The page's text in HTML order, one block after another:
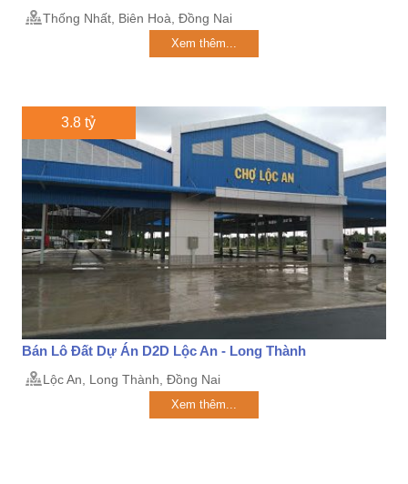
Thống Nhất, Biên Hoà, Đồng Nai
Xem thêm...
3.8 tỷ
Bán Lô Đất Dự Án D2D Lộc An - Long Thành
Lộc An, Long Thành, Đồng Nai
Xem thêm...